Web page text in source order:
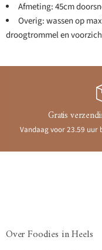
Afmeting: 45cm
Overig: wassen op
droogtrommel en
Gratis
Vandaag voor 23.59 uur
Over Foodies in Heels